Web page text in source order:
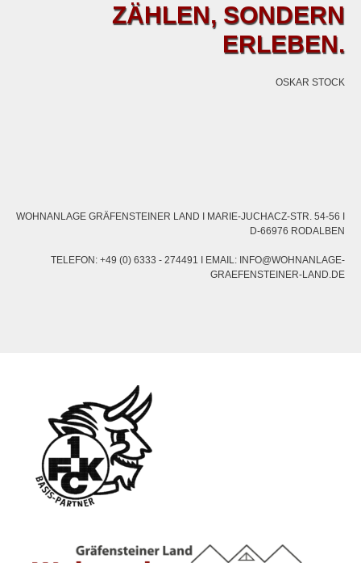
ZÄHLEN, SONDERN
ERLEBEN.
OSKAR STOCK
WOHNANLAGE GRÄFENSTEINER LAND I MARIE-JUCHACZ-STR. 54-56 I
D-66976 RODALBEN
TELEFON: +49 (0) 6333 - 274491 I EMAIL: INFO@WOHNANLAGE-
GRAEFENSTEINER-LAND.DE